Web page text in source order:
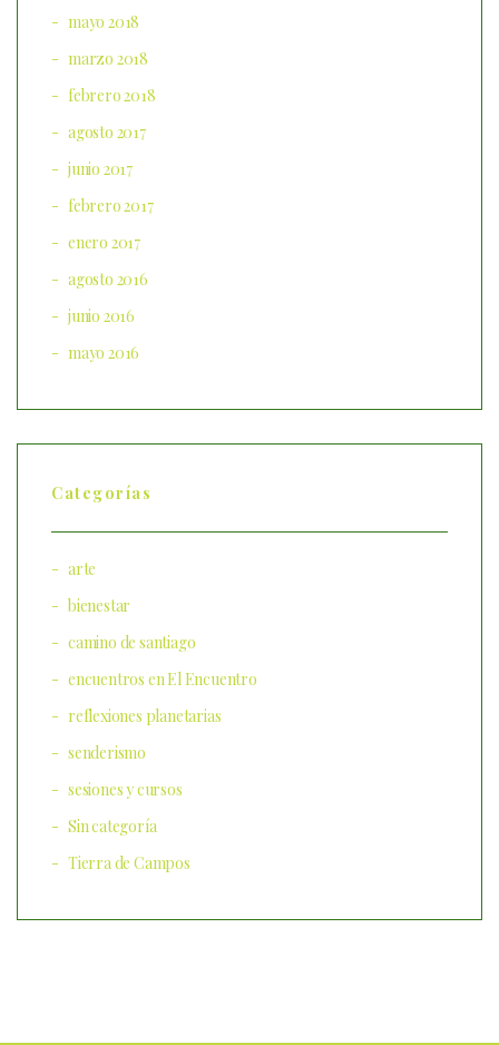
mayo 2018
marzo 2018
febrero 2018
agosto 2017
junio 2017
febrero 2017
enero 2017
agosto 2016
junio 2016
mayo 2016
Categorías
arte
bienestar
camino de santiago
encuentros en El Encuentro
reflexiones planetarias
senderismo
sesiones y cursos
Sin categoría
Tierra de Campos